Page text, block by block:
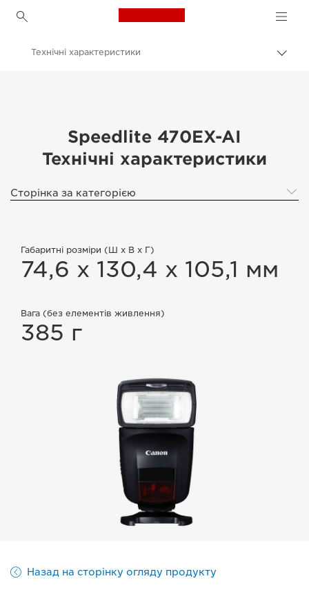
Canon Logo, back to
Технічні характеристики
Speedlite 470EX-AI
Технічні характеристики
Сторінка за категорією
Габаритні розміри (Ш x В x Г)
74,6 x 130,4 x 105,1 мм
Вага (без елементів живлення)
385 г
Назад на сторінку огляду продукту